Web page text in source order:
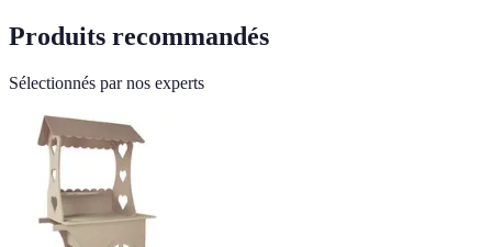
Produits recommandés
Sélectionnés par nos experts